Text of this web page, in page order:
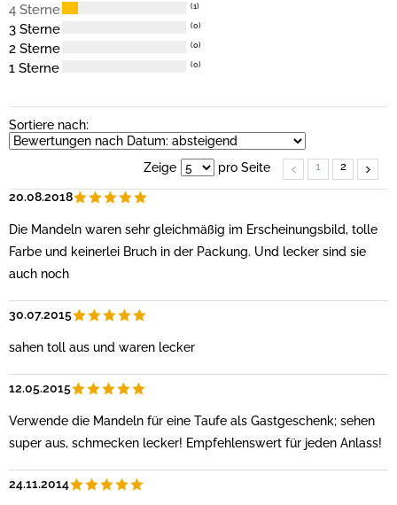
4 Sterne (1)
3 Sterne (0)
2 Sterne (0)
1 Sterne (0)
Sortiere nach:
Zeige pro Seite 1 2
20.08.2018
Die Mandeln waren sehr gleichmäßig im Erscheinungsbild, tolle
Farbe und keinerlei Bruch in der Packung. Und lecker sind sie
auch noch
30.07.2015
sahen toll aus und waren lecker
12.05.2015
Verwende die Mandeln für eine Taufe als Gastgeschenk; sehen
super aus, schmecken lecker! Empfehlenswert für jeden Anlass!
24.11.2014